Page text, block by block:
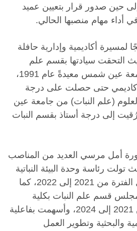
وذلك إلى حين صدور قرار بتعيين عميد
أداء مهام منصبها الحالي.
لمسيرة أكاديمية وإدارية حافلة
التحقت سيادتها بقسم علم
النبات بكلية العلوم جامعة عين شمس معيدةً عام 1991،
حتى حصلت على درجة
(علم النبات) من جامعة عين
2002، ثم رُقيت إلى درجة أستاذ بقسم النبات
أمل مرسي العديد من المناصب
تولت رئاسة وحدة البيئة النباتية
بقسم علم النبات خلال الفترة من 2021 إلى 2022، كما
قسم علم النبات بكلية
العلوم خلال الفترة من 2021 إلى 2024، وأسهمت بفاعلية
والبحثية وتطوير العمل